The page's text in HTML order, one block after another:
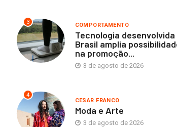
3 COMPORTAMENTO
Tecnologia desenvolvida
Brasil amplia
na promoção...
3 de agosto de 2026
4
CESAR FRANCO
Moda e Arte
3 de agosto de 2026